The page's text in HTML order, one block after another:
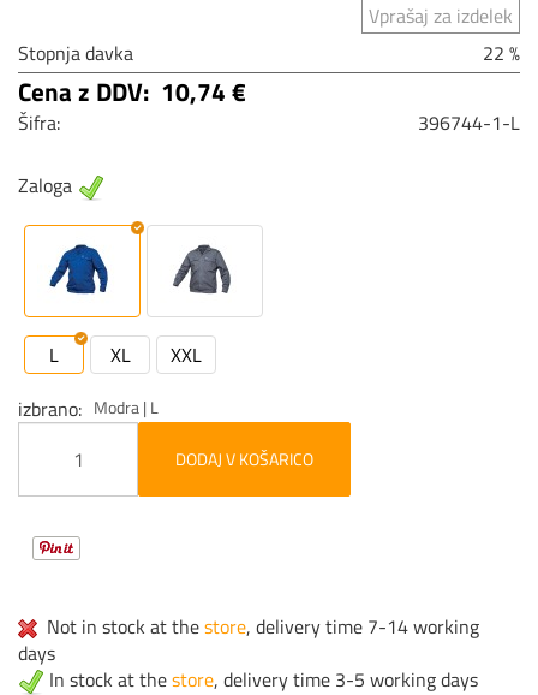
Vprašaj za izdelek
Stopnja davka
22 %
Cena z DDV: 10,74 €
Šifra: 396744-1-L
Zaloga
L XL
XXL
izbrano
Modra | L
DODAJ V KOŠARICO
Not in stock at thestore, delivery time 7-14 working
days
In stock at thestore, delivery time 3-5 working days